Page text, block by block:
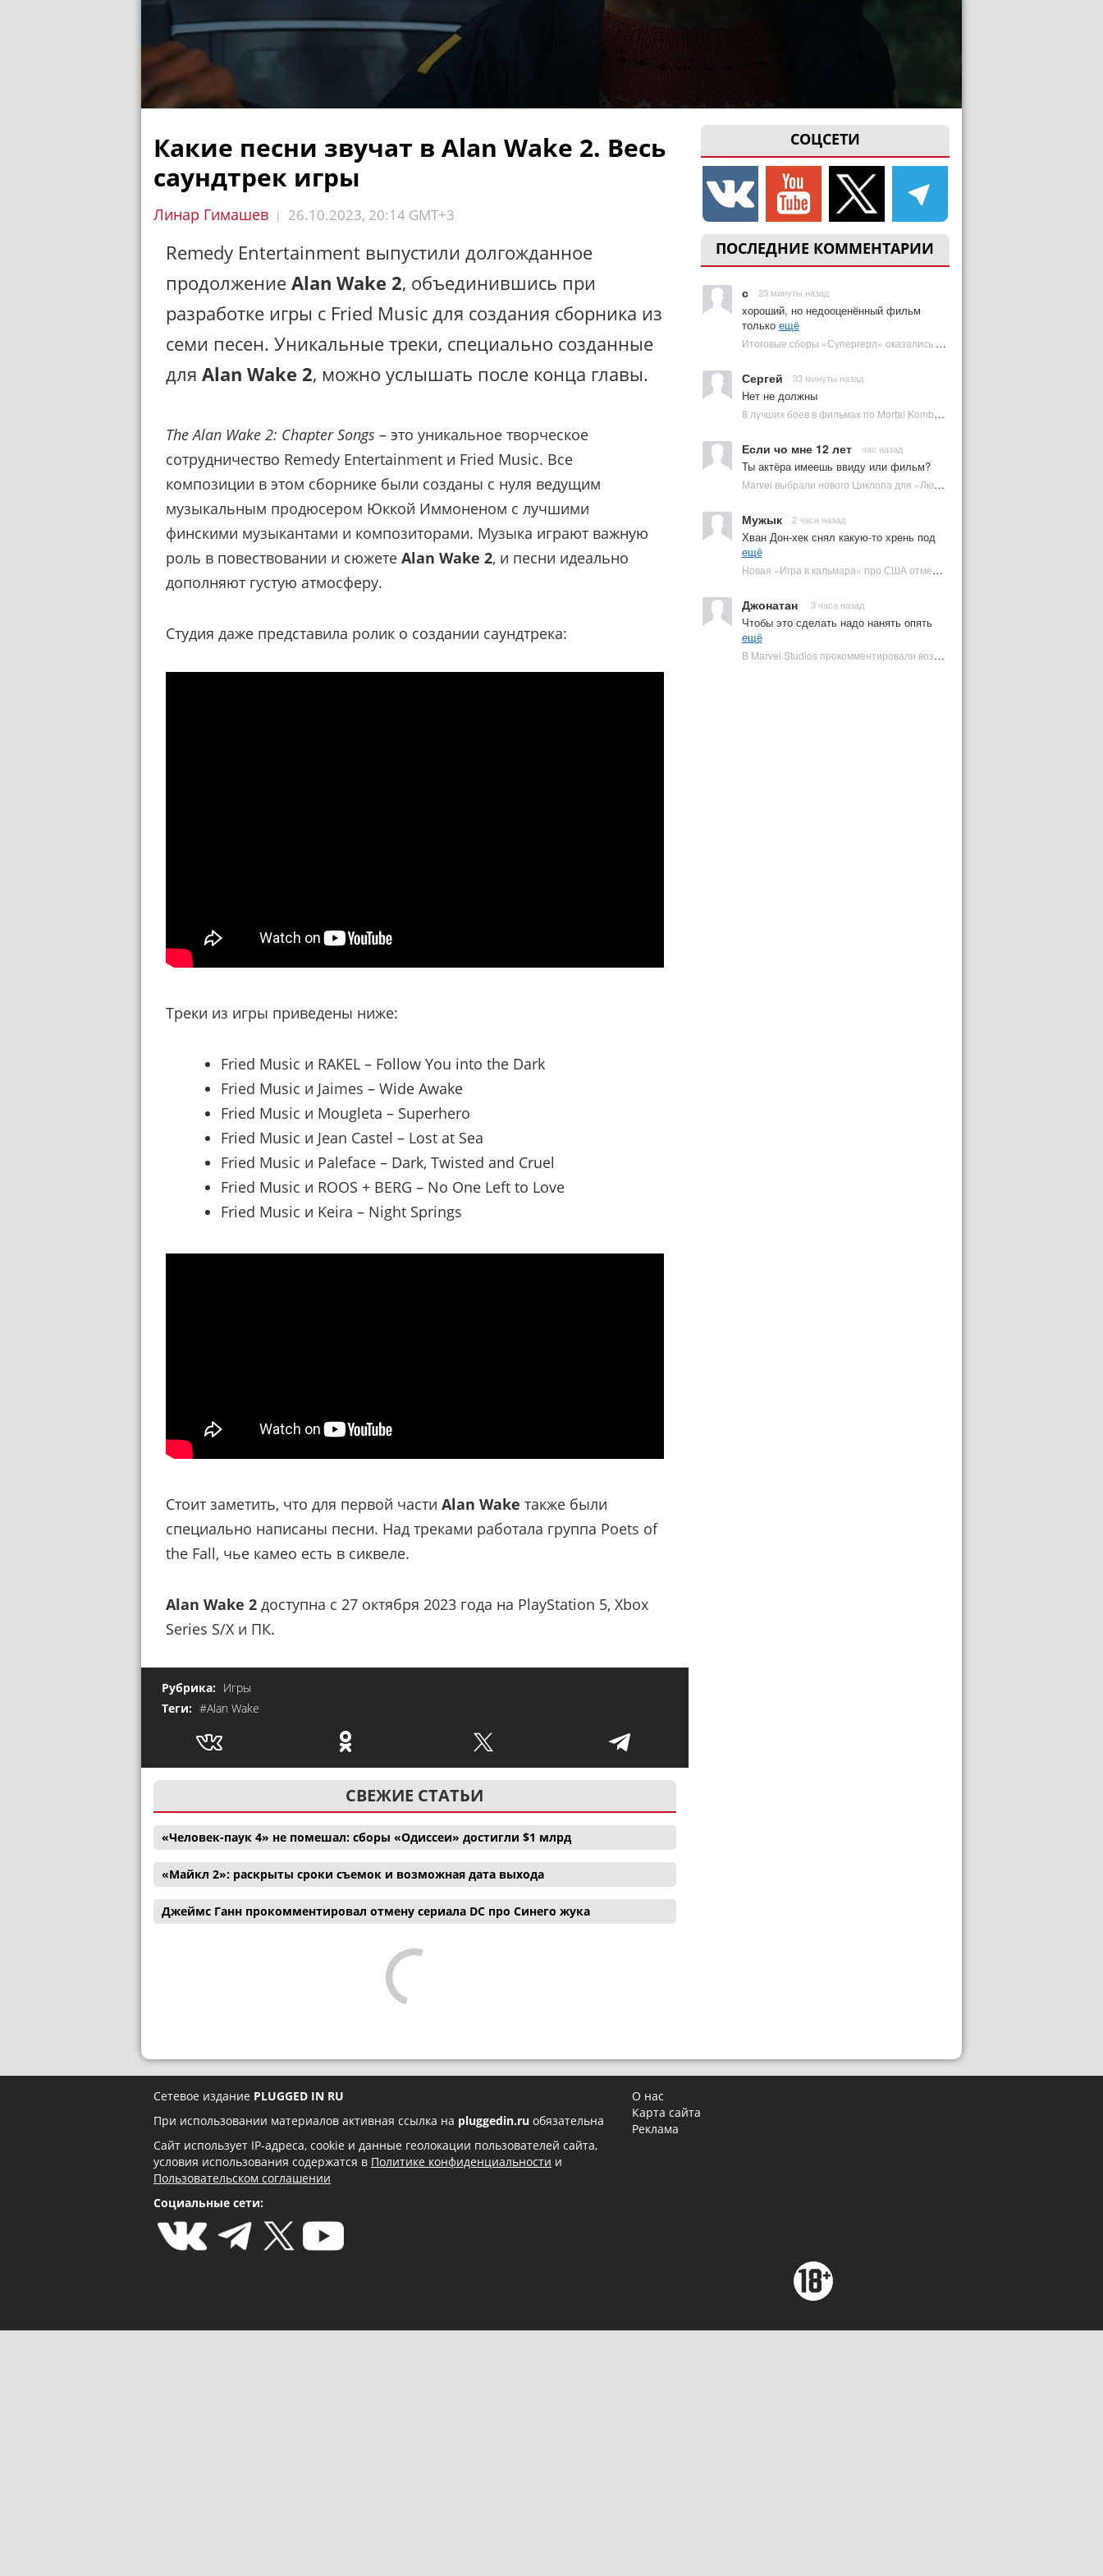
СОЦСЕТИ
ПОСЛЕДНИЕ КОММЕНТАРИИ
с 23 минуты назад
хороший, но недооценённый фильм
только ещё
Итоговые сборы «Супергерл» оказались худшими для DC за два десятилетия | Plugged In Ru
Сергей 33 минуты назад
Нет не должны
8 лучших боев в фильмах по Mortal Kombat: от «Смертельной битвы» до «Мортал Комбат 2» | Plugged In Ru
Если чо мне 12 лет час назад
Ты актёра имеешь ввиду или фильм?
Marvel выбрали нового Циклопа для «Людей Икс» | Plugged In Ru
Мужык 2 часа назад
Хван Дон-хек снял какую-то хрень под
ещё
Новая «Игра в кальмара» про США отменена | Plugged In Ru
Джонатан 3 часа назад
Чтобы это сделать надо нанять опять
ещё
В Marvel Studios прокомментировали возвращение Канга на экраны | Plugged In Ru
Какие песни звучат в Alan Wake 2. Весь
саундтрек игры
Линар Гимашев | 26.10.2023, 20:14 GMT+3
Remedy Entertainment выпустили долгожданное
продолжение Alan Wake 2, объединившись при
разработке игры с Fried Music для создания сборника из
семи песен. Уникальные треки, специально созданные
для Alan Wake 2, можно услышать после конца главы.
The Alan Wake 2: Chapter Songs – это уникальное творческое
сотрудничество Remedy Entertainment и Fried Music. Все
композиции в этом сборнике были созданы с нуля ведущим
музыкальным продюсером Юккой Иммоненом с лучшими
финскими музыкантами и композиторами. Музыка играют важную
роль в повествовании и сюжете Alan Wake 2, и песни идеально
дополняют густую атмосферу.
Студия даже представила ролик о создании саундтрека:
Треки из игры приведены ниже:
Fried Music и RAKEL – Follow You into the Dark
Fried Music и Jaimes – Wide Awake
Fried Music и Mougleta – Superhero
Fried Music и Jean Castel – Lost at Sea
Fried Music и Paleface – Dark, Twisted and Cruel
Fried Music и ROOS + BERG – No One Left to Love
Fried Music и Keira – Night Springs
Стоит заметить, что для первой части Alan Wake также были
специально написаны песни. Над треками работала группа Poets of
the Fall, чье камео есть в сиквеле.
Alan Wake 2 доступна с 27 октября 2023 года на PlayStation 5, Xbox
Series S/X и ПК.
Рубрика: Игры
Теги: #Alan Wake
СВЕЖИЕ СТАТЬИ
«Человек-паук 4» не помешал: сборы «Одиссеи» достигли $1 млрд
«Майкл 2»: раскрыты сроки съемок и возможная дата выхода
Джеймс Ганн прокомментировал отмену сериала DC про Синего жука
Сетевое издание PLUGGED IN RU
При использовании материалов активная ссылка на pluggedin.ru обязательна
Сайт использует IP-адреса, cookie и данные геолокации пользователей сайта,
условия использования содержатся в Политике конфиденциальности и
Пользовательском соглашении
Социальные сети:
О нас
Карта сайта
Реклама